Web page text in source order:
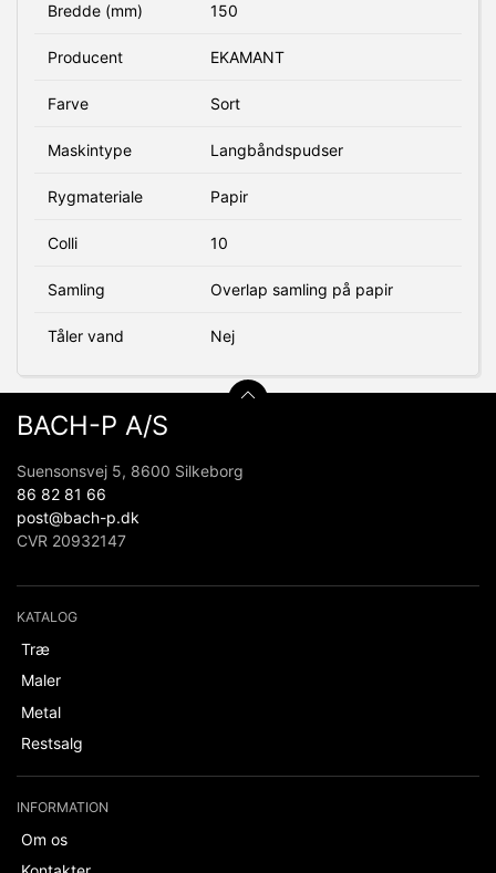
Bredde (mm) 150
Producent EKAMANT
Farve Sort
Maskintype Langbåndspudser
Rygmateriale Papir
Colli 10
Samling Overlap samling på papir
Tåler vand Nej
BACH-P A/S
Suensonsvej 5, 8600 Silkeborg
86 82 81 66
post@bach-p.dk
CVR 20932147
KATALOG
Træ
Maler
Metal
Restsalg
INFORMATION
Om os